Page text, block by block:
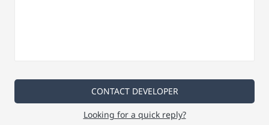
CONTACT DEVELOPER
Looking for a quick reply?